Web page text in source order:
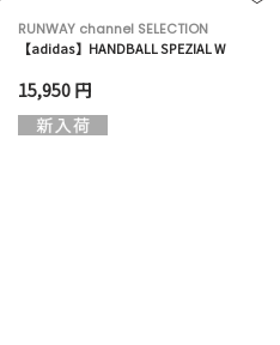
RUNWAY channel SELECTION
【adidas】HANDBALL SPEZIAL W
15,950 円